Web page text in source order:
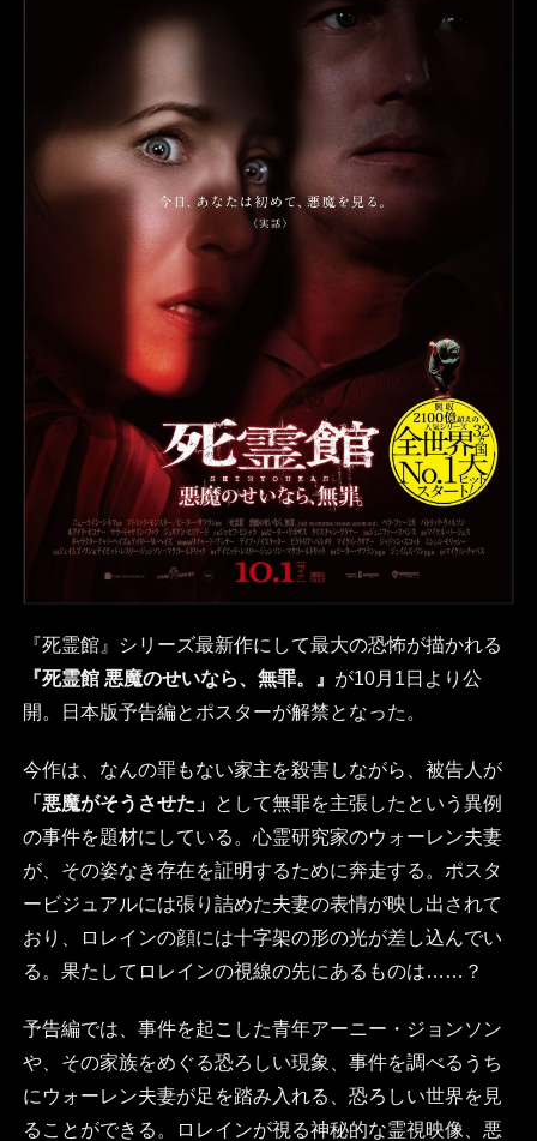
『死霊館』シリーズ最新作にして最大の恐怖が描かれる
『死霊館 悪魔のせいなら、無罪。』 が10月1日より公
開。日本版予告編とポスターが解禁となった。
今作は、なんの罪もない家主を殺害しながら、被告人が
「悪魔がそうさせた」 として無罪を主張したという異例
の事件を題材にしている。心霊研究家のウォーレン夫妻
が、その姿なき存在を証明するために奔走する。ポスタ
ービジュアルには張り詰めた夫妻の表情が映し出されて
おり、ロレインの顔には十字架の形の光が差し込んでい
る。果たしてロレインの視線の先にあるものは……？
予告編では、事件を起こした青年アーニー・ジョンソン
や、その家族をめぐる恐ろしい現象、事件を調べるうち
にウォーレン夫妻が足を踏み入れる、恐ろしい世界を見
ることができる。ロレインが視る神秘的な霊視映像、悪